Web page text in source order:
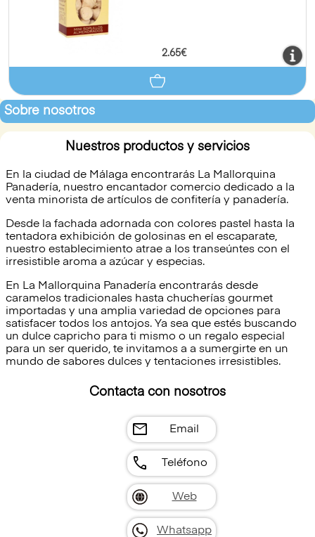
2.65€
Sobre nosotros
Nuestros productos y servicios
En la ciudad de Málaga encontrarás La Mallorquina
Panadería, nuestro encantador comercio dedicado a la
venta minorista de artículos de confitería y panadería.
Desde la fachada adornada con colores pastel hasta la
tentadora exhibición de golosinas en el escaparate,
nuestro establecimiento atrae a los transeúntes con el
irresistible aroma a azúcar y especias.
En La Mallorquina Panadería encontrarás desde
caramelos tradicionales hasta chucherías gourmet
importadas y una amplia variedad de opciones para
satisfacer todos los antojos. Ya sea que estés buscando
un dulce capricho para ti mismo o un regalo especial
para un ser querido, te invitamos a a sumergirte en un
mundo de sabores dulces y tentaciones irresistibles.
Contacta con nosotros
mail Email
call Teléfono
Web
Whatsapp